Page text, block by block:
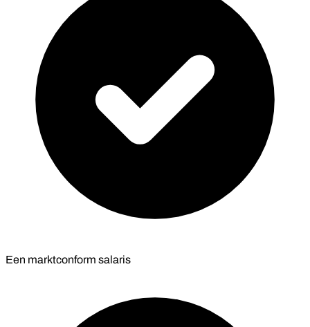
Een marktconform salaris